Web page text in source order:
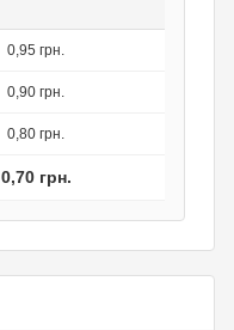
0,95 грн.
0,90 грн.
0,80 грн.
0,70 грн.